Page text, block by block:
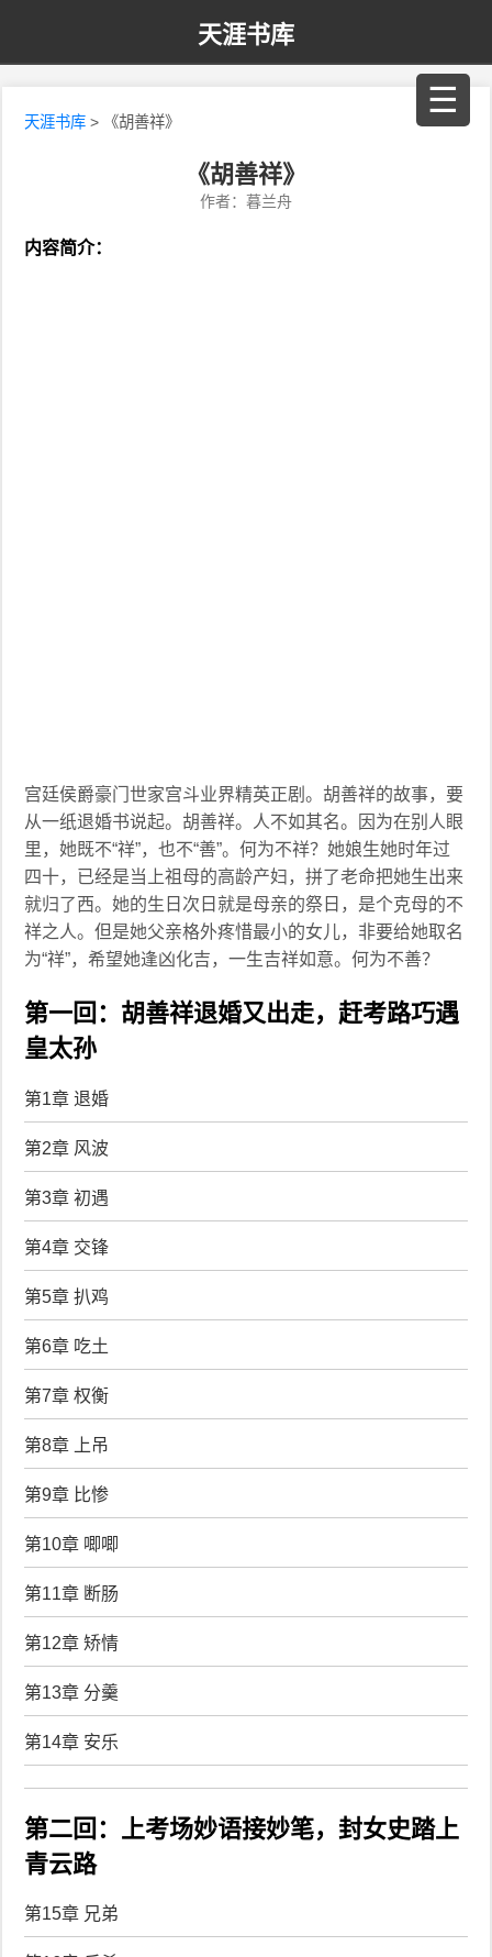
天涯书库
☰
天涯书库 > 《胡善祥》
《胡善祥》
作者：暮兰舟
内容简介：
宫廷侯爵豪门世家宫斗业界精英正剧。胡善祥的故事，要
从一纸退婚书说起。胡善祥。人不如其名。因为在别人眼
里，她既不“祥”，也不“善”。何为不祥？她娘生她时年过
四十，已经是当上祖母的高龄产妇，拼了老命把她生出来
就归了西。她的生日次日就是母亲的祭日，是个克母的不
祥之人。但是她父亲格外疼惜最小的女儿，非要给她取名
为“祥”，希望她逢凶化吉，一生吉祥如意。何为不善？
第一回：胡善祥退婚又出走，赶考路巧遇
皇太孙
第1章 退婚
第2章 风波
第3章 初遇
第4章 交锋
第5章 扒鸡
第6章 吃土
第7章 权衡
第8章 上吊
第9章 比惨
第10章 唧唧
第11章 断肠
第12章 矫情
第13章 分羹
第14章 安乐
第二回：上考场妙语接妙笔，封女史踏上
青云路
第15章 兄弟